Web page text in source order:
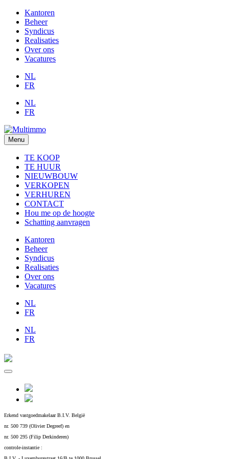
Kantoren
Beheer
Syndicus
Realisaties
Over ons
Vacatures
NL
FR
NL
FR
Menu
TE KOOP
TE HUUR
NIEUWBOUW
VERKOPEN
VERHUREN
CONTACT
Hou me op de hoogte
Schatting aanvragen
Kantoren
Beheer
Syndicus
Realisaties
Over ons
Vacatures
NL
FR
NL
FR
Erkend vastgoedmakelaar B.I.V. België
nr. 500 739 (Olivier Degreef) en
nr. 500 295 (Filip Derkinderen)
controle-instantie :